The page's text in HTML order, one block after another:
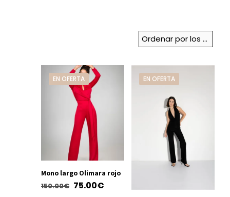
EN OFERTA
Mono largo Olimara rojo
150.00€ El
75.00€
EN OFERTA